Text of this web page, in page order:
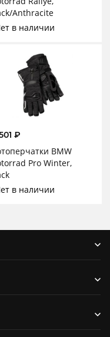
Anthracite
в наличии
₽
BMW
Pro Winter,
в наличии